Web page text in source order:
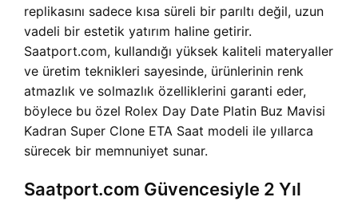
replikasını sadece kısa süreli bir parıltı değil, uzun
vadeli bir estetik yatırım haline getirir.
Saatport.com, kullandığı yüksek kaliteli materyaller
ve üretim teknikleri sayesinde, ürünlerinin renk
atmazlık ve solmazlık özelliklerini garanti eder,
böylece bu özel Rolex Day Date Platin Buz Mavisi
Kadran Super Clone ETA Saat modeli ile yıllarca
sürecek bir memnuniyet sunar.
Saatport.com Güvencesiyle 2 Yıl